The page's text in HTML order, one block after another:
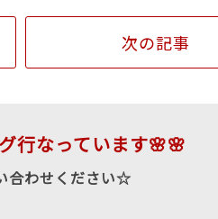
次の記事
行なっています🌸🌸
合わせください☆